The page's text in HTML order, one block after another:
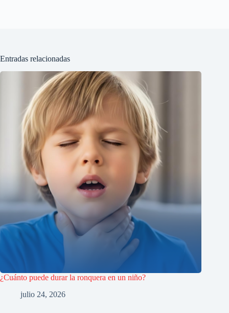
Entradas relacionadas
¿Cuánto puede durar la ronquera en un niño?
julio 24, 2026